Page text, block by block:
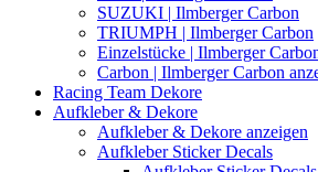
SUZUKI | Ilmberger Carbon
TRIUMPH | Ilmberger Carbon
Einzelstücke | Ilmberger
Carbon | Ilmberger Carbon
Racing Team Dekore
Aufkleber & Dekore
Aufkleber & Dekore anzeigen
Aufkleber Sticker Decals